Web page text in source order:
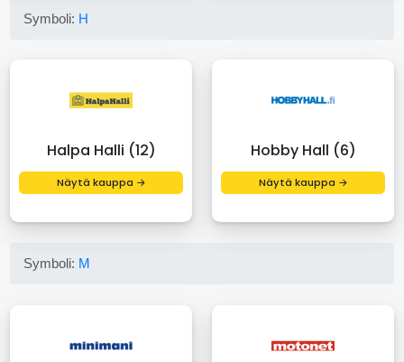
Symboli: H
Halpa Halli (12)
Näytä kauppa →
Hobby Hall (6)
Näytä kauppa →
Symboli: M